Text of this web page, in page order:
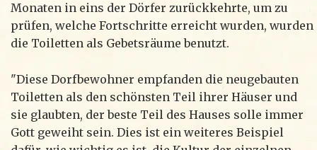
Monaten in eins der Dörfer zurückkehrte, um zu
prüfen, welche Fortschritte erreicht wurden, wurden
die Toiletten als Gebetsräume benutzt.
"Diese Dorfbewohner empfanden die neugebauten
Toiletten als den schönsten Teil ihrer Häuser und
sie glaubten, der beste Teil des Hauses solle immer
Gott geweiht sein. Dies ist ein weiteres Beispiel